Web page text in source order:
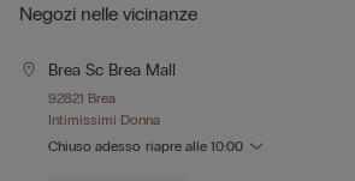
Negozi nelle vicinanze
Brea Sc Brea Mall
92821 Brea
Intimissimi Donna
Chiuso adesso riapre alle 10:00